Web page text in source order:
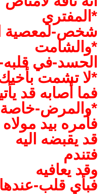
*المفتري
شخص-لمعصية
*والشامت
الحسد-في
*لا تشمت
فما أصابه قد
*والمرض-خاصة-
فأمره بيد مولاه
قد يقبضه اليه
فتندم
وقد يعافيه
فبأي قلب-